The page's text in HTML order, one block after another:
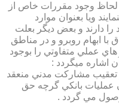
لحاظ وجود مقررات خاص از
ويا بعنوان موارد
را دارند و بعض ديگر بعلت
ابهام روبرو و در مناطق
عملي متفاوتي را بوجود
اشاره ميگردد :
تعقيب مشاركت مدني منعقد
اساس تبصره ماده ۱۵ قاون عمليات بانكي گرچه حق
وصول مي گردد .